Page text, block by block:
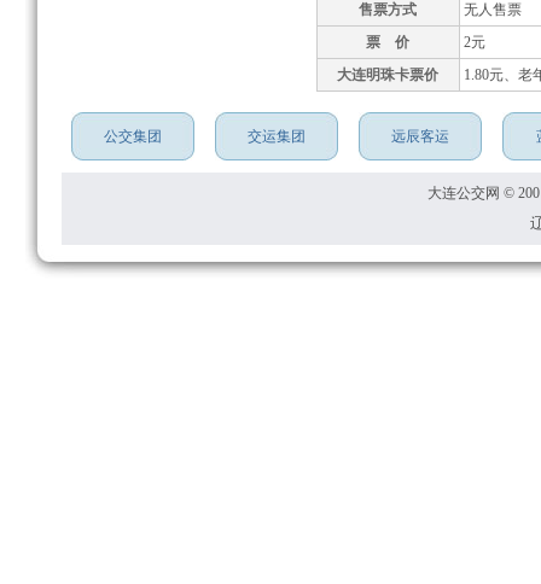
售票方式
无人售票
票 价
2元
大连明珠卡票价
1.80元、老
公交集团 交运集团 远辰客运
大连公交网 ©